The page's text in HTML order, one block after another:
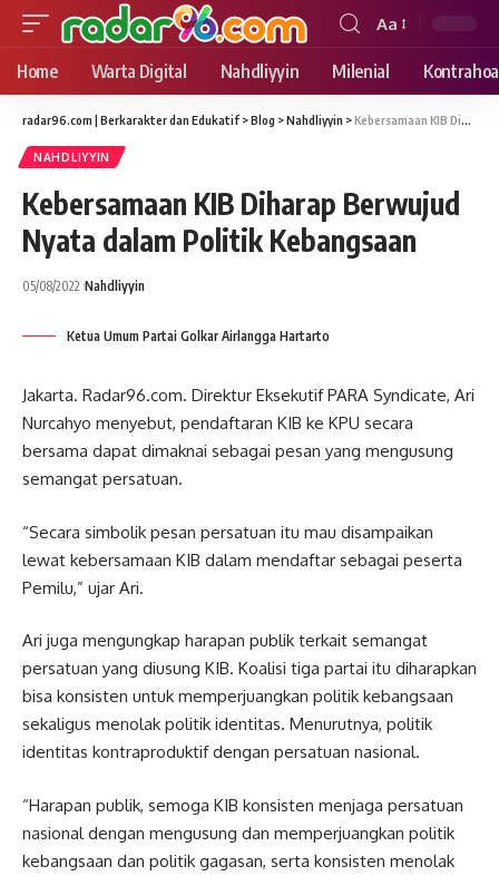
Font
Resizer
Aa
Home Warta Digital Nahdliyyin Milenial
radar96.com | Berkarakter dan Edukatif >Blog >Nahdliyyin >Kebersamaan KIB Diharap Berwujud Nyata dalam Politik Kebangsaan
NAHDLIYYIN
Kebersamaan KIB Diharap Berwujud
Nyata dalam Politik Kebangsaan
05/08/2022 Nahdliyyin
Ketua Umum Partai Golkar Airlangga Hartarto
Jakarta. Radar96.com. Direktur Eksekutif PARA Syndicate, Ari
Nurcahyo menyebut, pendaftaran KIB ke KPU secara
bersama dapat dimaknai sebagai pesan yang mengusung
semangat persatuan.
“Secara simbolik pesan persatuan itu mau disampaikan
lewat kebersamaan KIB dalam mendaftar sebagai peserta
Pemilu,” ujar Ari.
Ari juga mengungkap harapan publik terkait semangat
persatuan yang diusung KIB. Koalisi tiga partai itu diharapkan
bisa konsisten untuk memperjuangkan politik kebangsaan
sekaligus menolak politik identitas. Menurutnya, politik
identitas kontraproduktif dengan persatuan nasional.
“Harapan publik, semoga KIB konsisten menjaga persatuan
nasional dengan mengusung dan memperjuangkan politik
kebangsaan dan politik gagasan, serta konsisten menolak